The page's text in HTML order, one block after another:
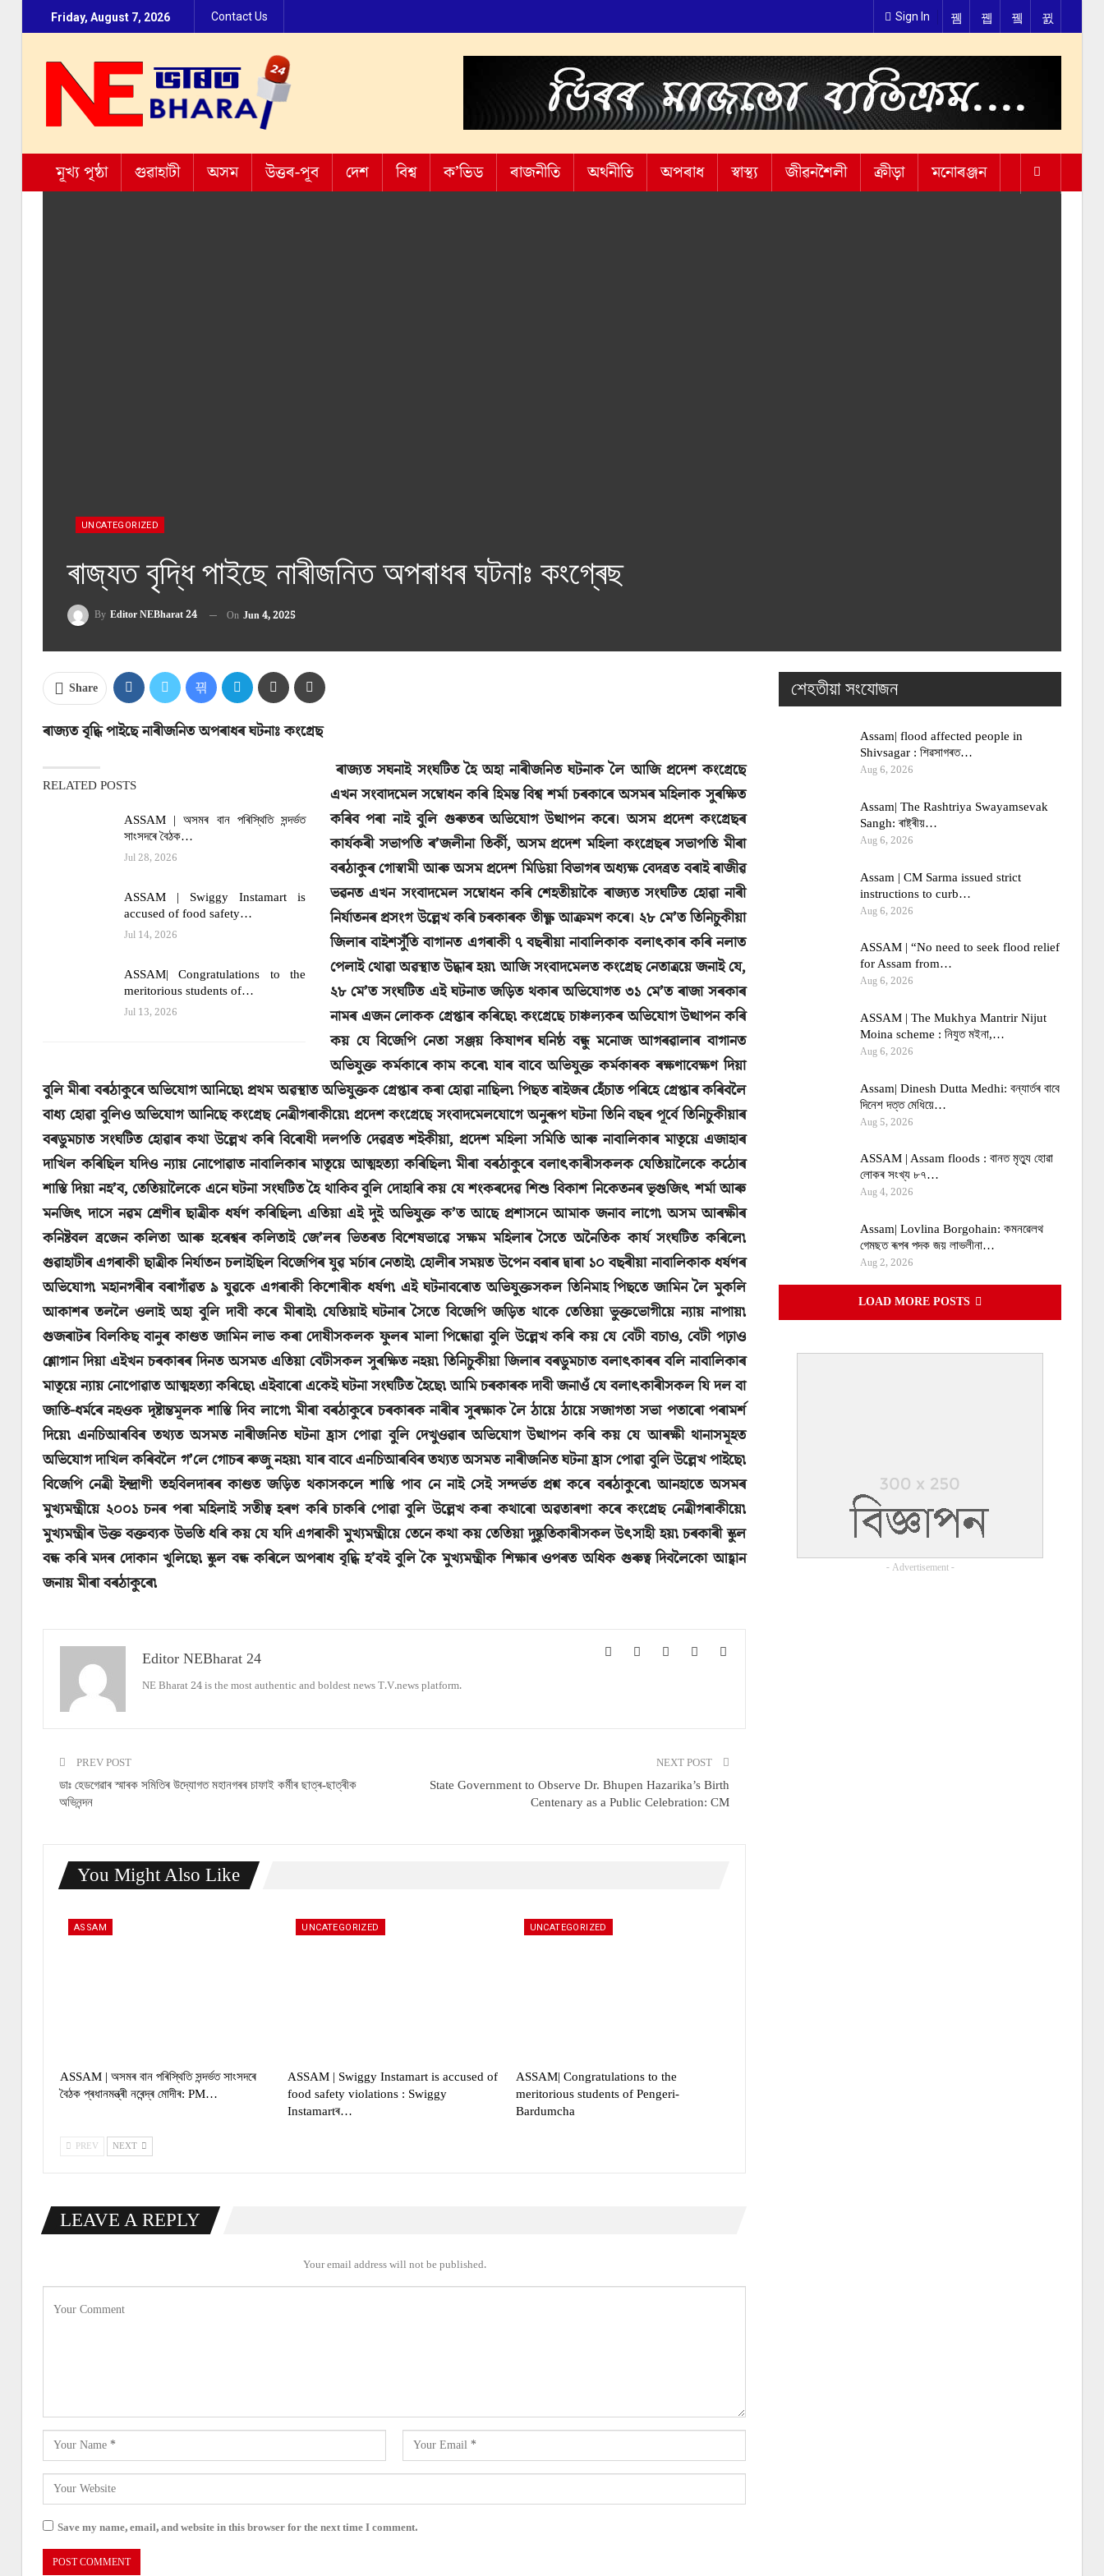
Sign In
Friday, August 7, 2026 Contact Us
মূখ্য পৃষ্ঠা গুৱাহাটী অসম উত্তৰ-পূব দেশ বিশ্ব ক’ভিড ৰাজনীতি অৰ্থনীতি অপৰাধ স্বাস্থ্য জীৱনশৈলী ক্ৰীড়া মনোৰঞ্জন
UNCATEGORIZED
ৰাজ্যত বৃদ্ধি পাইছে নাৰীজনিত অপৰাধৰ ঘটনাঃ কংগ্ৰেছ
By Editor NEBharat 24 On Jun 4, 2025
Share
ৰাজ্যত বৃদ্ধি পাইছে নাৰীজনিত অপৰাধৰ ঘটনাঃ কংগ্ৰেছ
RELATED POSTS
ASSAM | অসমৰ বান পৰিস্থিতি সন্দৰ্ভত
সাংসদৰে বৈঠক…
Jul 28, 2026
ASSAM | Swiggy Instamart is
accused of food safety…
Jul 14, 2026
ASSAM| Congratulations to the
meritorious students of…
Jul 13, 2026
ৰাজ্যত সঘনাই সংঘটিত হৈ অহা নাৰীজনিত ঘটনাক লৈ আজি প্ৰদেশ কংগ্ৰেছে
এখন সংবাদমেল সম্বোধন কৰি হিমন্ত বিশ্ব শৰ্মা চৰকাৰে অসমৰ মহিলাক সুৰক্ষিত
কৰিব পৰা নাই বুলি গুৰুতৰ অভিযোগ উত্থাপন কৰে। অসম প্ৰদেশ কংগ্ৰেছৰ
কাৰ্যকৰী সভাপতি ৰ’জলীনা তিৰ্কী, অসম প্ৰদেশ মহিলা কংগ্ৰেছৰ সভাপতি মীৰা
বৰঠাকুৰ গোস্বামী আৰু অসম প্ৰদেশ মিডিয়া বিভাগৰ অধ্যক্ষ বেদব্ৰত বৰাই ৰাজীৱ
ভৱনত এখন সংবাদমেল সম্বোধন কৰি শেহতীয়াকৈ ৰাজ্যত সংঘটিত হোৱা নাৰী
নিৰ্যাতনৰ প্ৰসংগ উল্লেখ কৰি চৰকাৰক তীক্ষ্ণ আক্ৰমণ কৰে। ২৮ মে’ত তিনিচুকীয়া
জিলাৰ বাইশসুঁতি বাগানত এগৰাকী ৭ বছৰীয়া নাবালিকাক বলাৎকাৰ কৰি নলাত
পেলাই থোৱা অৱস্থাত উদ্ধাৰ হয়৷ আজি সংবাদমেলত কংগ্ৰেছ নেতাত্ৰয়ে জনাই যে,
২৮ মে’ত সংঘটিত এই ঘটনাত জড়িত থকাৰ অভিযোগত ৩১ মে’ত ৰাজা সৰকাৰ
নামৰ এজন লোকক গ্ৰেপ্তাৰ কৰিছে৷ কংগ্ৰেছে চাঞ্চল্যকৰ অভিযোগ উত্থাপন কৰি
কয় যে বিজেপি নেতা সঞ্জয় কিষাণৰ ঘনিষ্ঠ বন্ধু মনোজ আগৰৱালাৰ বাগানত
অভিযুক্ত কৰ্মকাৰে কাম কৰে৷ যাৰ বাবে অভিযুক্ত কৰ্মকাৰক ৰক্ষণাবেক্ষণ দিয়া
বুলি মীৰা বৰঠাকুৰে অভিযোগ আনিছে৷ প্ৰথম অৱস্থাত অভিযুক্তক গ্ৰেপ্তাৰ কৰা হোৱা নাছিল৷ পিছত ৰাইজৰ হেঁচাত পৰিহে গ্ৰেপ্তাৰ কৰিবলৈ
বাধ্য হোৱা বুলিও অভিযোগ আনিছে কংগ্ৰেছ নেত্ৰীগৰাকীয়ে৷ প্ৰদেশ কংগ্ৰেছে সংবাদমেলযোগে অনুৰূপ ঘটনা তিনি বছৰ পূৰ্বে তিনিচুকীয়াৰ
বৰডুমচাত সংঘটিত হোৱাৰ কথা উল্লেখ কৰি বিৰোধী দলপতি দেৱব্ৰত শইকীয়া, প্ৰদেশ মহিলা সমিতি আৰু নাবালিকাৰ মাতৃয়ে এজাহাৰ
দাখিল কৰিছিল যদিও ন্যায় নোপোৱাত নাবালিকাৰ মাতৃয়ে আত্মহত্যা কৰিছিল৷ মীৰা বৰঠাকুৰে বলাৎকাৰীসকলক যেতিয়ালৈকে কঠোৰ
শাস্তি দিয়া নহ’ব, তেতিয়ালৈকে এনে ঘটনা সংঘটিত হৈ থাকিব বুলি দোহাৰি কয় যে শংকৰদেৱ শিশু বিকাশ নিকেতনৰ ভৃগুজিৎ শৰ্মা আৰু
মনজিৎ দাসে নৱম শ্ৰেণীৰ ছাত্ৰীক ধৰ্ষণ কৰিছিল৷ এতিয়া এই দুই অভিযুক্ত ক’ত আছে প্ৰশাসনে আমাক জনাব লাগে৷ অসম আৰক্ষীৰ
কনিষ্টবল ব্ৰজেন কলিতা আৰু হৰেশ্বৰ কলিতাই জে’লৰ ভিতৰত বিশেষভাৱে সক্ষম মহিলাৰ সৈতে অনৈতিক কাৰ্য সংঘটিত কৰিলে৷
গুৱাহাটীৰ এগৰাকী ছাত্ৰীক নিৰ্যাতন চলাইছিল বিজেপিৰ যুৱ মৰ্চাৰ নেতাই৷ হোলীৰ সময়ত উপেন বৰাৰ দ্বাৰা ১০ বছৰীয়া নাবালিকাক ধৰ্ষণৰ
অভিযোগ৷ মহানগৰীৰ বৰাগাঁৱত ৯ যুৱকে এগৰাকী কিশোৰীক ধৰ্ষণ৷ এই ঘটনাবৰোত অভিযুক্তসকল তিনিমাহ পিছতে জামিন লৈ মুকলি
আকাশৰ তললৈ ওলাই অহা বুলি দাবী কৰে মীৰাই৷ যেতিয়াই ঘটনাৰ সৈতে বিজেপি জড়িত থাকে তেতিয়া ভুক্তভোগীয়ে ন্যায় নাপায়৷
গুজৰাটৰ বিলকিছ বানুৰ কাণ্ডত জামিন লাভ কৰা দোষীসকলক ফুলৰ মালা পিন্ধোৱা বুলি উল্লেখ কৰি কয় যে বেটী বচাও, বেটী পঢ়াও
শ্লোগান দিয়া এইখন চৰকাৰৰ দিনত অসমত এতিয়া বেটীসকল সুৰক্ষিত নহয়৷ তিনিচুকীয়া জিলাৰ বৰডুমচাত বলাৎকাৰৰ বলি নাবালিকাৰ
মাতৃয়ে ন্যায় নোপোৱাত আত্মহত্যা কৰিছে৷ এইবাৰো একেই ঘটনা সংঘটিত হৈছে৷ আমি চৰকাৰক দাবী জনাওঁ যে বলাৎকাৰীসকল যি দল বা
জাতি-ধৰ্মৰে নহওক দৃষ্টান্তমূলক শাস্তি দিব লাগে৷ মীৰা বৰঠাকুৰে চৰকাৰক নাৰীৰ সুৰক্ষাক লৈ ঠায়ে ঠায়ে সজাগতা সভা পতাৰো পৰামৰ্শ
দিয়ে৷ এনচিআৰবিৰ তথ্যত অসমত নাৰীজনিত ঘটনা হ্ৰাস পোৱা বুলি দেখুওৱাৰ অভিযোগ উত্থাপন কৰি কয় যে আৰক্ষী থানাসমূহত
অভিযোগ দাখিল কৰিবলৈ গ’লে গোচৰ ৰুজু নহয়৷ যাৰ বাবে এনচিআৰবিৰ তথ্যত অসমত নাৰীজনিত ঘটনা হ্ৰাস পোৱা বুলি উল্লেখ পাইছে৷
বিজেপি নেত্ৰী ইন্দ্ৰাণী তহবিলদাৰৰ কাণ্ডত জড়িত থকাসকলে শাস্তি পাব নে নাই সেই সন্দৰ্ভত প্ৰশ্ন কৰে বৰঠাকুৰে৷ আনহাতে অসমৰ
মুখ্যমন্ত্ৰীয়ে ২০০১ চনৰ পৰা মহিলাই সতীত্ব হৰণ কৰি চাকৰি পোৱা বুলি উল্লেখ কৰা কথাৰো অৱতাৰণা কৰে কংগ্ৰেছ নেত্ৰীগৰাকীয়ে৷
মুখ্যমন্ত্ৰীৰ উক্ত বক্তব্যক উভতি ধৰি কয় যে যদি এগৰাকী মুখ্যমন্ত্ৰীয়ে তেনে কথা কয় তেতিয়া দুষ্কৃতিকাৰীসকল উৎসাহী হয়৷ চৰকাৰী স্কুল
বন্ধ কৰি মদৰ দোকান খুলিছে৷ স্কুল বন্ধ কৰিলে অপৰাধ বৃদ্ধি হ’বই বুলি কৈ মুখ্যমন্ত্ৰীক শিক্ষাৰ ওপৰত অধিক গুৰুত্ব দিবলৈকো আহ্বান
জনায় মীৰা বৰঠাকুৰে৷
Editor NEBharat 24
NE Bharat 24 is the most authentic and boldest news T.V.news platform.
PREV POST
ডাঃ হেডগেৱাৰ স্মাৰক সমিতিৰ উদ্যোগত মহানগৰৰ চাফাই কৰ্মীৰ ছাত্ৰ-ছাত্ৰীক
অভিনন্দন
NEXT POST
State Government to Observe Dr. Bhupen Hazarika’s Birth
Centenary as a Public Celebration: CM
You Might Also Like
ASSAM
ASSAM | অসমৰ বান পৰিস্থিতি সন্দৰ্ভত সাংসদৰে
বৈঠক প্ৰধানমন্ত্ৰী নৰেন্দ্ৰ মোদীৰ: PM…
UNCATEGORIZED
ASSAM | Swiggy Instamart is accused of
food safety violations : Swiggy
Instamartৰ…
UNCATEGORIZED
ASSAM| Congratulations to the
meritorious students of Pengeri-
Bardumcha
PREV NEXT
LEAVE A REPLY
Your email address will not be published.
Save my name, email, and website in this browser for the next time I comment.
শেহতীয়া সংযোজন
Assam| flood affected people in
Shivsagar : শিৱসাগৰত…
Aug 6, 2026
Assam| The Rashtriya Swayamsevak
Sangh: ৰাষ্ট্ৰীয়…
Aug 6, 2026
Assam | CM Sarma issued strict
instructions to curb…
Aug 6, 2026
ASSAM | “No need to seek flood relief
for Assam from…
Aug 6, 2026
ASSAM | The Mukhya Mantrir Nijut
Moina scheme : নিযুত মইনা,…
Aug 6, 2026
Assam| Dinesh Dutta Medhi: বন্যাৰ্তৰ বাবে
দিনেশ দত্ত মেধিয়ে…
Aug 5, 2026
ASSAM | Assam floods : বানত মৃত্যু হোৱা
লোকৰ সংখ্য ৮৭…
Aug 4, 2026
Assam| Lovlina Borgohain: কমনৱেলথ
গেমছত ৰূপৰ পদক জয় লাভলীনা…
Aug 2, 2026
LOAD MORE POSTS
- Advertisement -